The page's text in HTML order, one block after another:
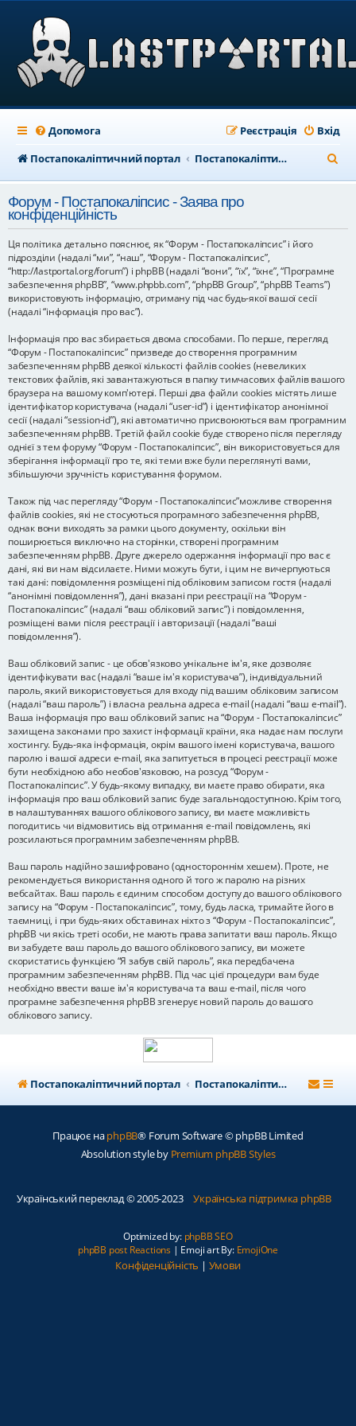
Допомога Вхід
Реєстрація
Постапокаліптичний портал
Постапокаліптичний форум
о
у
Форум - Постапокаліпсис - Заява про
конфіденційність
Ця політика детально пояснює, як “Форум - Постапокаліпсис” і його
підрозділи (надалі “ми”, “наш”, “Форум - Постапокаліпсис”,
“http://lastportal.org/forum”) і phpBB (надалі “вони”, “їх”, “їхнє”, “Програмне
забезпечення phpBB”, “www.phpbb.com”, “phpBB Group”, “phpBB Teams”)
використовують інформацію, отриману під час будь-якої вашої сесії
(надалі “інформація про вас”).
Інформація про вас збирається двома способами. По перше, перегляд
“Форум - Постапокаліпсис” призведе до створення програмним
забезпеченням phpBB деякої кількості файлів cookies (невеликих
текстових файлів, які завантажуються в папку тимчасових файлів вашого
браузера на вашому комп'ютері. Перші два файли cookies містять лише
ідентифікатор користувача (надалі “user-id”) і ідентифікатор анонімної
сесії (надалі “session-id”), які автоматично присвоюються вам програмним
забезпеченням phpBB. Третій файл cookie буде створено після перегляду
однієї з тем форуму “Форум - Постапокаліпсис”, він використовується для
зберігання інформації про те, які теми вже були переглянуті вами,
збільшуючи зручність користування форумом.
Також під час перегляду “Форум - Постапокаліпсис”можливе створення
файлів cookies, які не стосуються програмного забезпечення phpBB,
однак вони виходять за рамки цього документу, оскільки він
поширюється виключно на сторінки, створені програмним
забезпеченням phpBB. Друге джерело одержання інформації про вас є
дані, які ви нам відсилаєте. Ними можуть бути, і цим не вичерпуються
такі дані: повідомлення розміщені під обліковим записом гостя (надалі
“анонімні повідомлення”), дані вказані при реєстрації на “Форум -
Постапокаліпсис” (надалі “ваш обліковий запис”) і повідомлення,
розміщені вами після реєстрації і авторизації (надалі “ваші
повідомлення”).
Ваш обліковий запис - це обов'язково унікальне ім'я, яке дозволяє
ідентифікувати вас (надалі “ваше ім'я користувача”), індивідуальний
пароль, який використовується для входу під вашим обліковим записом
(надалі “ваш пароль”) і власна реальна адреса e-mail (надалі “ваш e-mail”).
Ваша інформація про ваш обліковий запис на “Форум - Постапокаліпсис”
захищена законами про захист інформації країни, яка надає нам послуги
хостингу. Будь-яка інформація, окрім вашого імені користувача, вашого
паролю і вашої адреси e-mail, яка запитується в процесі реєстрації може
бути необхідною або необов'язковою, на розсуд “Форум -
Постапокаліпсис”. У будь-якому випадку, ви маєте право обирати, яка
інформація про ваш обліковий запис буде загальнодоступною. Крім того,
в налаштуваннях вашого облікового запису, ви маєте можливість
погодитись чи відмовитись від отримання e-mail повідомлень, які
розсилаються програмним забезпеченням phpBB.
Ваш пароль надійно зашифровано (одностороннім хешем). Проте, не
рекомендується використання одного й того ж паролю на різних
вебсайтах. Ваш пароль є єдиним способом доступу до вашого облікового
запису на “Форум - Постапокаліпсис”, тому, будь ласка, тримайте його в
таємниці, і при будь-яких обставинах ніхто з “Форум - Постапокаліпсис”,
phpBB чи якісь треті особи, не мають права запитати ваш пароль. Якщо
ви забудете ваш пароль до вашого облікового запису, ви можете
скористатись функцією “Я забув свій пароль”, яка передбачена
програмним забезпеченням phpBB. Під час цієї процедури вам буде
необхідно ввести ваше ім'я користувача та ваш e-mail, після чого
програмне забезпечення phpBB згенерує новий пароль до вашого
облікового запису.
Постапокаліптичний портал Постапокаліптичний форум
Працює наphpBB® Forum Software © phpBB Limited
Absolution style by Premium phpBB Styles
Український переклад © 2005-2023 Українська підтримка phpBB
Optimized by: phpBB SEO
phpBB post Reactions| Emoji art By: EmojiOne
Конфіденційність | Умови